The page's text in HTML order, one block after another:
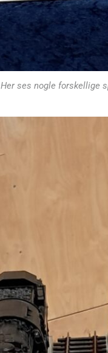
Her ses nogle forskellige